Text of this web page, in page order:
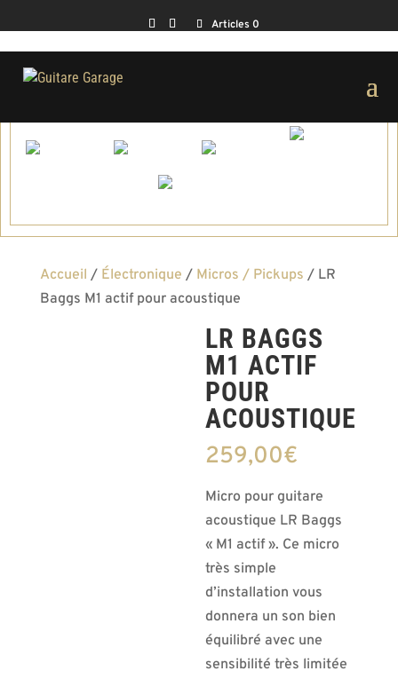
Articles 0
Accueil / Électronique / Micros / Pickups / LR
Baggs M1 actif pour acoustique
LR BAGGS
M1 ACTIF
POUR
ACOUSTIQUE
259,00€
Micro pour guitare
acoustique LR Baggs
« M1 actif ». Ce micro
très simple
d’installation vous
donnera un son bien
équilibré avec une
sensibilité très limitée